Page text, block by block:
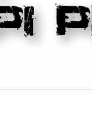
LA SAGA DU LOCAL